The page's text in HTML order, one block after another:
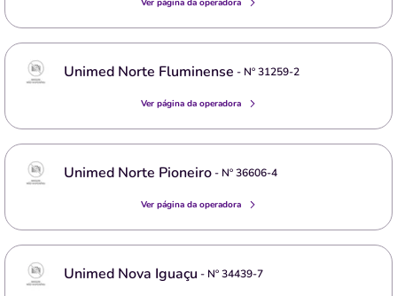
Ver página da operadora
Unimed Norte Fluminense - Nº31259-2
Ver página da operadora
Unimed Norte Pioneiro- Nº36606-4
Ver página da operadora
Unimed Nova Iguaçu - Nº34439-7